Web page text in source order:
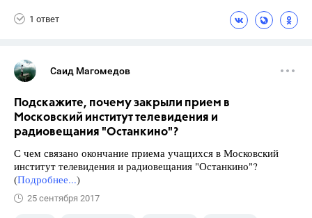
1 ответ
Саид Магомедов
Подскажите, почему закрыли прием в
Московский институт телевидения и
радиовещания "Останкино"?
С чем связано окончание приема учащихся в Московский
институт телевидения и радиовещания "Останкино"?
(Подробнее...)
25 сентября 2017